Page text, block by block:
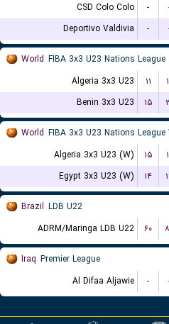
CSD Colo Colo
-
Deportivo Valdivia
-
World FIBA 3x3 U23 Nations League
Algeria 3x3 U23
۱۱
Benin 3x3 U23
۱۵
World FIBA 3x3 U23 Nations League
Algeria 3x3 U23 (W)
۱۵
Egypt 3x3 U23 (W)
۱۴
Brazil LDB U22
ADRM/Maringa LDB U22
۶۰
Iraq Premier League
Al Difaa Aljawie
-